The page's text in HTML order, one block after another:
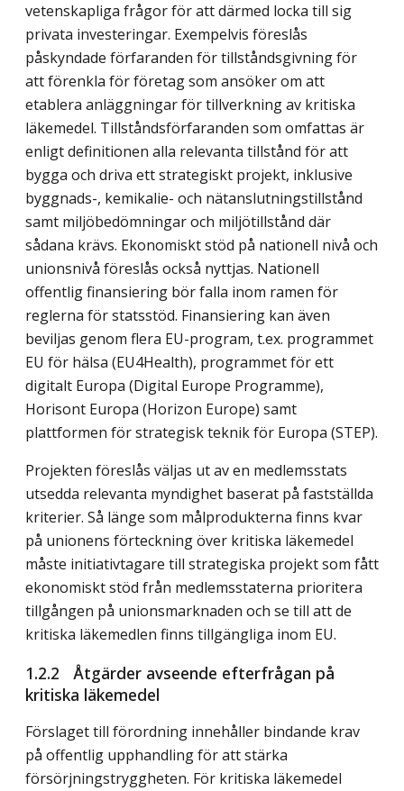
vetenskapliga frågor för att därmed locka till sig
privata investeringar. Exempelvis föreslås
påskyndade förfaranden för tillståndsgivning för
att förenkla för företag som ansöker om att
etablera anläggningar för tillverkning av kritiska
läkemedel. Tillståndsförfaranden som omfattas är
enligt definitionen alla relevanta tillstånd för att
bygga och driva ett strategiskt projekt, inklusive
byggnads-, kemikalie- och nätanslutningstillstånd
samt miljöbedömningar och miljötillstånd där
sådana krävs. Ekonomiskt stöd på nationell nivå och
unionsnivå föreslås också nyttjas. Nationell
offentlig finansiering bör falla inom ramen för
reglerna för statsstöd. Finansiering kan även
beviljas genom flera EU-program, t.ex. programmet
EU för hälsa (EU4Health), programmet för ett
digitalt Europa (Digital Europe Programme),
Horisont Europa (Horizon Europe) samt
plattformen för strategisk teknik för Europa (STEP).
Projekten föreslås väljas ut av en medlemsstats
utsedda relevanta myndighet baserat på fastställda
kriterier. Så länge som målprodukterna finns kvar
på unionens förteckning över kritiska läkemedel
måste initiativtagare till strategiska projekt som fått
ekonomiskt stöd från medlemsstaterna prioritera
tillgången på unionsmarknaden och se till att de
kritiska läkemedlen finns tillgängliga inom EU.
1.2.2 Åtgärder avseende efterfrågan på
kritiska läkemedel
Förslaget till förordning innehåller bindande krav
på offentlig upphandling för att stärka
försörjningstryggheten. För kritiska läkemedel